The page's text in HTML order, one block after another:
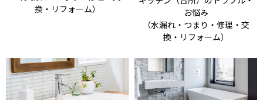
換・リフォーム）
お悩み
（水漏れ・つまり・修理・交
換・リフォーム）